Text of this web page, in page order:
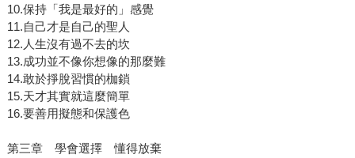
10.保持「我是最好的」感覺
11.自己才是自己的聖人
12.人生沒有過不去的坎
13.成功並不像你想像的那麼難
14.敢於掙脫習慣的枷鎖
15.天才其實就這麼簡單
16.要善用擬態和保護色
第三章 學會選擇 懂得放棄